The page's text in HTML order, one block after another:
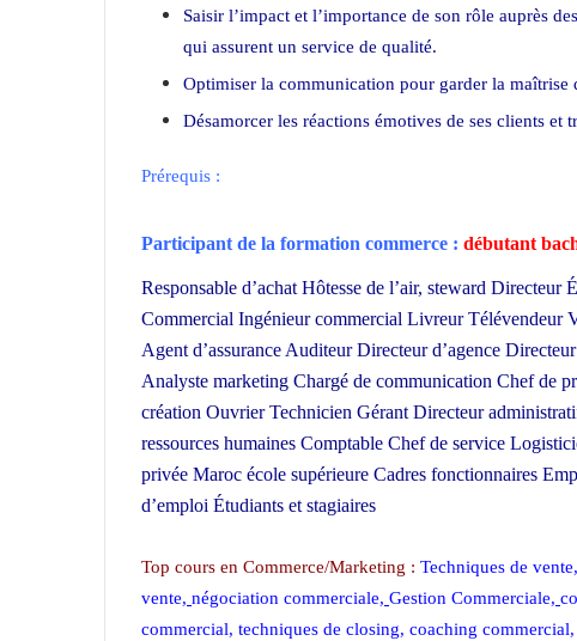
Saisir l’impact et l’importance de son rôle auprès
qui assurent un service de qualité.
Optimiser la communication pour garder la maîtrise
Désamorcer les réactions émotives de ses clients
Prérequis :
Participant de la formation commerce : débutant
Responsable d’achat Hôtesse de l’air, steward
Commercial Ingénieur commercial Livreur Télévendeur
Agent d’assurance Auditeur Directeur d’agence
Analyste marketing Chargé de communication Chef de
création Ouvrier Technicien Gérant Directeur
ressources humaines Comptable Chef de service
privée Maroc école supérieure Cadres fonctionnaires
d’emploi Étudiants et stagiaires
Top cours en Commerce/Marketing : Techniques de vente,
vente, négociation commerciale, Gestion Commerciale,
commercial, techniques de closing, coaching commercial,